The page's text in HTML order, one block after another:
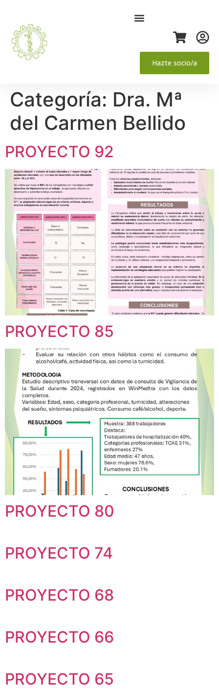
Hazte socio/a
Categoría: Dra. Mª
del Carmen Bellido
PROYECTO 92
PROYECTO 85
PROYECTO 80
PROYECTO 74
PROYECTO 68
PROYECTO 66
PROYECTO 65